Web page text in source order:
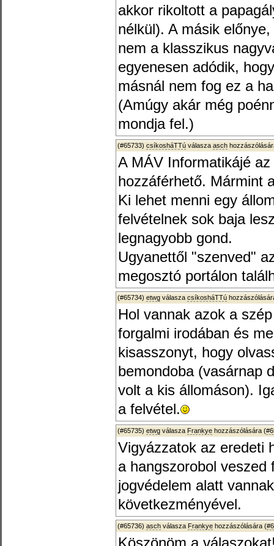
akkor rikoltott a
nélkül). A másik
nem a klasszikus
egyenesen adódik,
másnál nem fog ez a
(Amúgy akár még
mondja fel.)
(#65733) csíkosháTTú válasza asch
A MÁV Informatikájé
hozzáférhető. Mármint
Ki lehet menni egy
felvételnek sok baja
legnagyobb gond.
Ugyanettől "szenved"
megosztó portálon
(#65734) etwg válasza csíkosháTTú
Hol vannak azok a
forgalmi irodában és
kisasszonyt, hogy
bemondoba (vasárnap
volt a kis állomáson).
a felvétel.
(#65735) etwg válasza Frankye hozzászólására (
Vigyázzatok az eredeti
a hangszorobol
jogvédelem alatt
következményével.
(#65736) asch válasza Frankye hozzászólására (